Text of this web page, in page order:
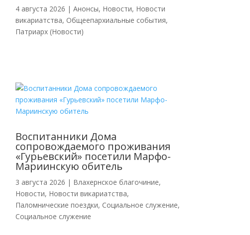
4 августа 2026 | Анонсы, Новости, Новости
викариатства, Общеепархиальные события,
Патриарх (Новости)
Воспитанники Дома
сопровождаемого проживания
«Гурьевский» посетили Марфо-
Мариинскую обитель
3 августа 2026 | Влахернское благочиние,
Новости, Новости викариатства,
Паломнические поездки, Социальное служение,
Социальное служение